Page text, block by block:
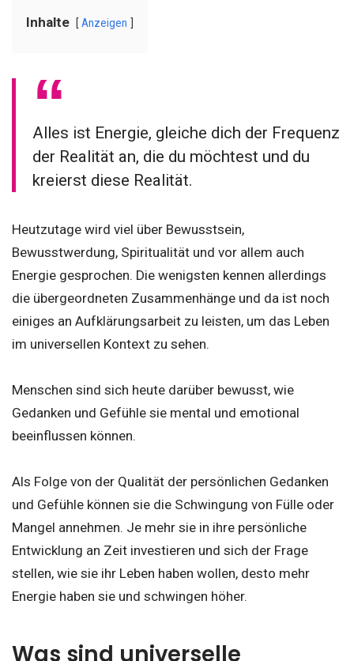
Inhalte Anzeigen
Alles ist Energie, gleiche dich der Frequenz
der Realität an, die du möchtest und du
kreierst diese Realität.
Heutzutage wird viel über Bewusstsein,
Bewusstwerdung, Spiritualität und vor allem auch
Energie gesprochen. Die wenigsten kennen allerdings
die übergeordneten Zusammenhänge und da ist noch
einiges an Aufklärungsarbeit zu leisten, um das Leben
im universellen Kontext zu sehen.
Menschen sind sich heute darüber bewusst, wie
Gedanken und Gefühle sie mental und emotional
beeinflussen können.
Als Folge von der Qualität der persönlichen Gedanken
und Gefühle können sie die Schwingung von Fülle oder
Mangel annehmen. Je mehr sie in ihre persönliche
Entwicklung an Zeit investieren und sich der Frage
stellen, wie sie ihr Leben haben wollen, desto mehr
Energie haben sie und schwingen höher.
Was sind universelle